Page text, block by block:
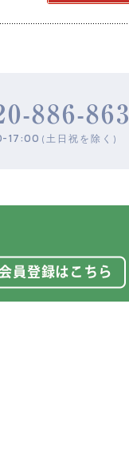
886-863
17:00 (土日祝を除く)